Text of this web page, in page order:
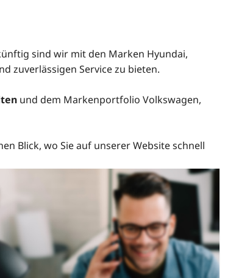
sind wir mit den Marken Hyundai,
zuverlässigen Service zu bieten.
und dem Markenportfolio Volkswagen,
Blick, wo Sie auf unserer Website schnell